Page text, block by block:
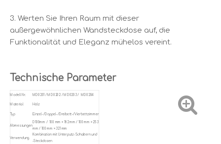
3. Werten Sie Ihren Raum mit dieser
außergewöhnlichen Wandsteckdose auf, die
Funktionalität und Eleganz mühelos vereint.
Technische Parameter
Modell Nr. MD0201 / MD0202 / MD0203 / MD0204
Material Holz
Typ Einzel-/Doppel-/Dreibett-/Vierbettzimmer
Abmessungen
D100mm / 100 mm × 182 mm / 100 mm × 253
mm / 100 mm × 321 mm
Verwendung
Kombination mit Unterputz-Schaltern und
-Steckdosen